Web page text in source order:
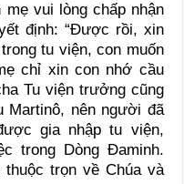
vui lòng chấp nhận
định: “Ðược rồi, xin
tu viện, con muốn
chỉ xin con nhớ cầu
Tu viện trưởng cũng
Martinô, nên người đã
gia nhập tu viện,
trong Dòng Ðaminh.
trọn về Chúa và